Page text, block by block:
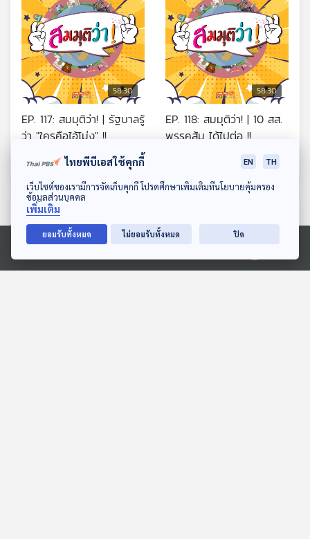
ดาวน์โหลด Thai PBS Podcast Application
Ⓒ 2020 องค์การกระจายเสียงและแพร่ภาพสาธารณะแห่งประเทศไทย
58:30
EP. 117: สมมุติว่า! | รัฐบาลรู้
ว่า "ใครคือไอ้โม่ง" !!
58:30
EP. 118: สมมุติว่า! | 10 สส.
พรรคส้ม ได้ไปต่อ !!
ตอนที่เกี่ยวข้อง
ไทยพีบีเอสใช้คุกกี้ EN TH
เว็บไซต์ของเรามีการจัดเก็บคุกกี้ โปรดศึกษาเพิ่มเติมที่นโยบายคุ้มครอง
ข้อมูลส่วนบุคคล
เพิ่มเติม
ยอมรับทั้งหมด ไม่ยอมรับทั้งหมด ปิด